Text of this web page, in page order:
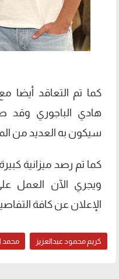
كما تم التعاقد أيضا
هادي الباجوري وقد
سيكون به العديد من
كما تم رصد ميزانية
ويجري الآن العمل
الإعلان عن كافة
كريم محمود عبدالعزيز محمد